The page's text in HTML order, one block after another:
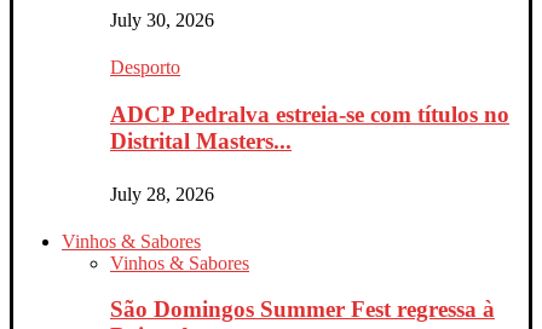
July 30, 2026
Desporto
ADCP Pedralva estreia-se com títulos no
Distrital Masters...
July 28, 2026
Vinhos & Sabores
Vinhos & Sabores
São Domingos Summer Fest regressa à